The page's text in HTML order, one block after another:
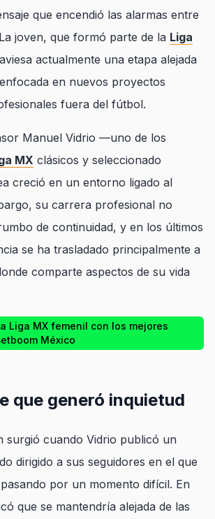
que encendió las alarmas entre
joven, que formó parte de la Liga
actualmente una etapa alejada
en nuevos proyectos
fuera del fútbol.
Manuel Vidrio —uno de los
MX clásicos y seleccionado
creció en un entorno ligado al
su carrera profesional no
de continuidad, y en los últimos
se ha trasladado principalmente a
comparte aspectos de su vida
Liga MX femenil con los mejores
México
que generó inquietud
surgió cuando Vidrio publicó un
dirigido a sus seguidores en el que
por un momento difícil. En
que se mantendría alejada de las